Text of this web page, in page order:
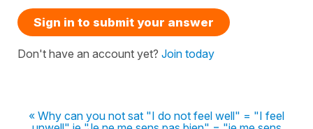
Sign in to submit your answer
Don't have an account yet? Join today
« Why can you not sat "I do not feel well" = "I feel